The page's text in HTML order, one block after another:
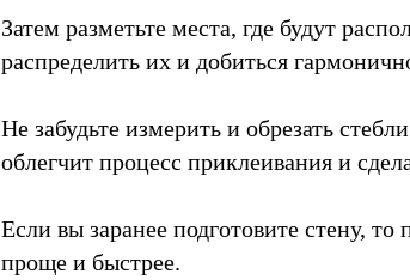
Затем разметьте места, где будут
распределить их и добиться
Не забудьте измерить и обрезать стебли
облегчит процесс приклеивания и
Если вы заранее подготовите стену,
проще и быстрее.